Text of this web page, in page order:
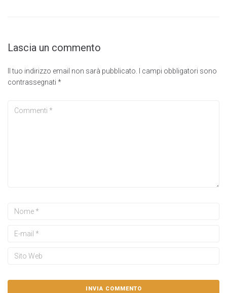
Lascia un commento
Il tuo indirizzo email non sarà pubblicato.
I campi obbligatori sono
contrassegnati *